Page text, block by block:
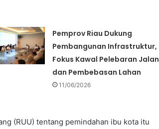
Pemprov Riau Dukung
Pembangunan Infrastruktur,
Fokus Kawal Pelebaran Jalan
dan Pembebasan Lahan
11/06/2026
(RUU) tentang pemindahan ibu kota itu